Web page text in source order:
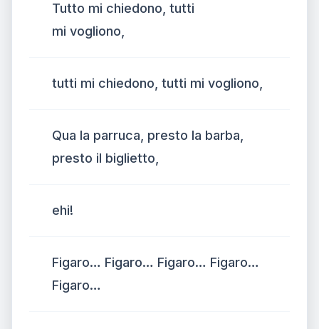
Tutto mi chiedono, tutti
mi vogliono,
tutti mi chiedono, tutti mi vogliono,
Qua la parruca, presto la barba,
presto il biglietto,
ehi!
Figaro… Figaro… Figaro… Figaro…
Figaro…